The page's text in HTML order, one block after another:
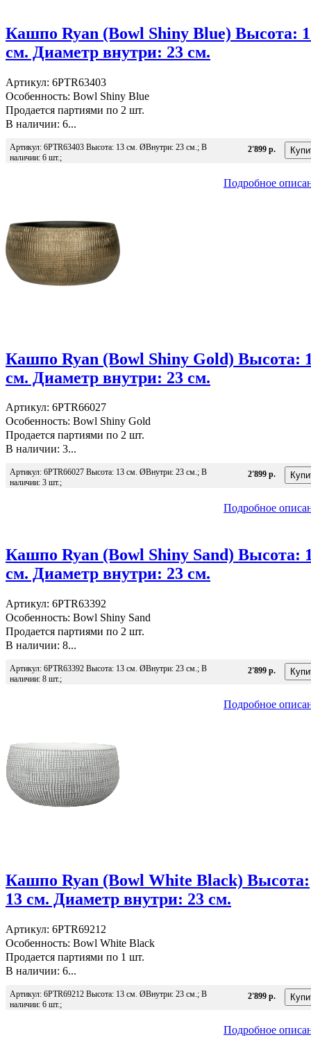
Кашпо Ryan (Bowl Shiny Blue) Высота:
см. Диаметр внутри: 23 см.
Артикул: 6PTR63403
Особенность: Bowl Shiny Blue
Продается партиями по 2 шт.
В наличии: 6...
Артикул: 6PTR63403 Высота: 13 см. ØВнутри: 23 см.; В
наличии: 6 шт.;
2'899 р.
Подробное
Кашпо Ryan (Bowl Shiny Gold) Высота:
см. Диаметр внутри: 23 см.
Артикул: 6PTR66027
Особенность: Bowl Shiny Gold
Продается партиями по 2 шт.
В наличии: 3...
Артикул: 6PTR66027 Высота: 13 см. ØВнутри: 23 см.; В
наличии: 3 шт.;
2'899 р.
Подробное
Кашпо Ryan (Bowl Shiny Sand) Высота:
см. Диаметр внутри: 23 см.
Артикул: 6PTR63392
Особенность: Bowl Shiny Sand
Продается партиями по 2 шт.
В наличии: 8...
Артикул: 6PTR63392 Высота: 13 см. ØВнутри: 23 см.; В
наличии: 8 шт.;
2'899 р.
Подробное
Кашпо Ryan (Bowl White Black) Высота:
13 см. Диаметр внутри: 23 см.
Артикул: 6PTR69212
Особенность: Bowl White Black
Продается партиями по 1 шт.
В наличии: 6...
Артикул: 6PTR69212 Высота: 13 см. ØВнутри: 23 см.; В
наличии: 6 шт.;
2'899 р.
Подробное